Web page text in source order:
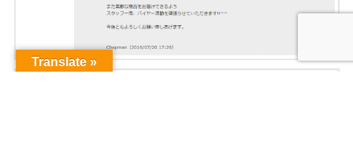
Translate »